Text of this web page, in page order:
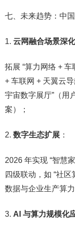
七、未来趋势：中
云网融合场景深化
拓展 “算力网络 + 车
+ 车联网 + 天翼云
宇宙数字展厅”（用
案）；​
数字生态扩展 ：​
2026 年实现 “智慧
四级联动，如 “社
数据与企业生产算力
AI 与算力规模化